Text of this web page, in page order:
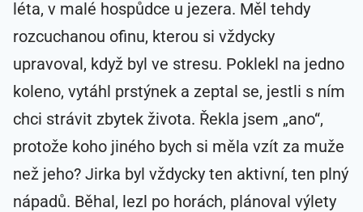
léta, v malé hospůdce u jezera. Měl tehdy
rozcuchanou ofinu, kterou si vždycky
upravoval, když byl ve stresu. Poklekl na jedno
koleno, vytáhl prstýnek a zeptal se, jestli s ním
chci strávit zbytek života. Řekla jsem „ano“,
protože koho jiného bych si měla vzít za muže
než jeho? Jirka byl vždycky ten aktivní, ten plný
nápadů. Běhal, lezl po horách, plánoval výlety